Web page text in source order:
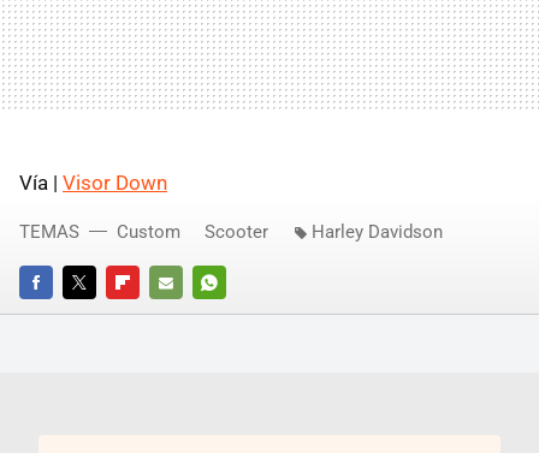
Vía | Visor Down
FACEBOOKTWITTERFLIPBOARD
E-
WHATSAPP
TEMAS Custom Scooter Harley Davidson